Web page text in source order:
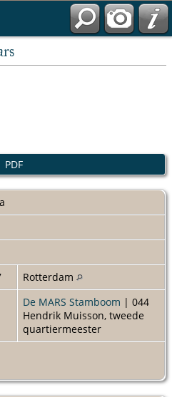
PDF
Rotterdam
De MARS Stamboom | 044
Hendrik Muisson, tweede
quartiermeester